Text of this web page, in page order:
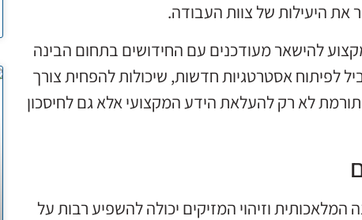
את היעילות של צוות העבודה.
להישאר מעודכנים עם החידושים בתחום הבינה
לפיתוח אסטרטגיות חדשות, שיכולות להפחית צורך
לא רק להעלאת הידע המקצועי אלא גם לחיסכון
וזיהוי המזיקים יכולה להשפיע רבות על